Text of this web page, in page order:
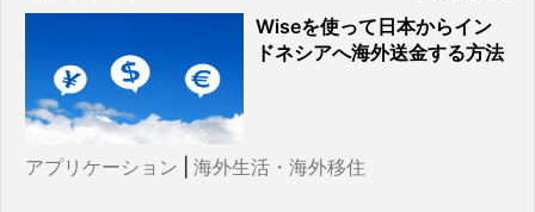
Wiseを使って日本からイン
ドネシアへ海外送金する方法
アプリケーション 海外生活・海外移住